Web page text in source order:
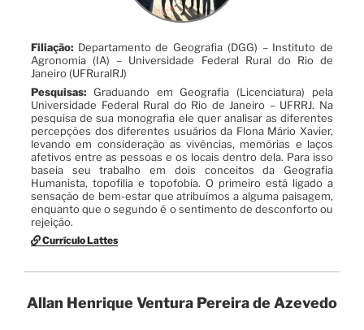
Filiação: Departamento de Geografia (DGG) – Instituto de
Agronomia (IA) – Universidade Federal Rural do Rio de
Janeiro (UFRuralRJ)
Pesquisas: Graduando em Geografia (Licenciatura) pela
Universidade Federal Rural do Rio de Janeiro – UFRRJ. Na
pesquisa de sua monografia ele quer analisar as diferentes
percepções dos diferentes usuários da Flona Mário Xavier,
levando em consideração as vivências, memórias e laços
afetivos entre as pessoas e os locais dentro dela. Para isso
baseia seu trabalho em dois conceitos da Geografia
Humanista, topofilia e topofobia. O primeiro está ligado a
sensação de bem-estar que atribuímos a alguma paisagem,
enquanto que o segundo é o sentimento de desconforto ou
rejeição.
Currículo Lattes
Allan Henrique Ventura Pereira de Azevedo